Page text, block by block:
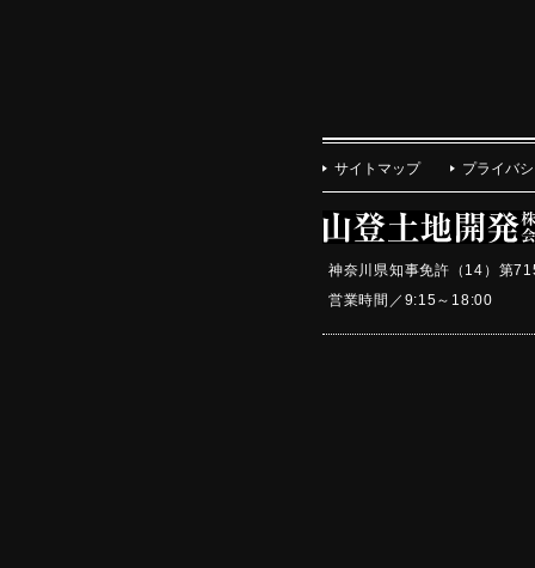
サイトマップ プライバ
神奈川県知事免許（14）第
営業時間／9:15～18:00